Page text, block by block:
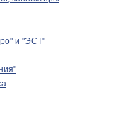
и "ЭСТ"